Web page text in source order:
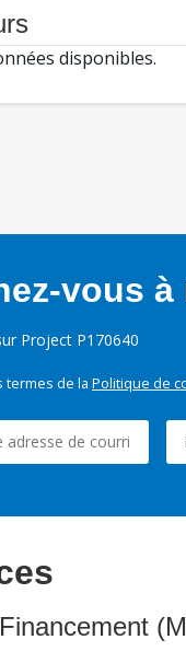
disponibles.
vous
Project P170640
termes de la Politique de